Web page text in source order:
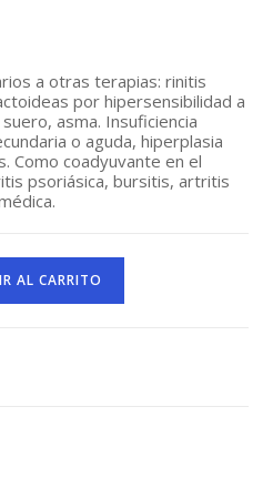
a otras terapias: rinitis
por hipersensibilidad a
asma. Insuficiencia
o aguda, hiperplasia
Como coadyuvante en el
psoriásica, bursitis, artritis
AL CARRITO